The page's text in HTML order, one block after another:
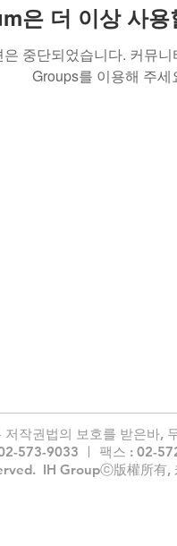
은 더 이상 사용
중단되었습니다. 커뮤
Groups를 이용해 주세
작권법의 보호를 받은바,
573-9033 ㅣ 팩스 : 02-
​IH Groupⓒ版權所有,